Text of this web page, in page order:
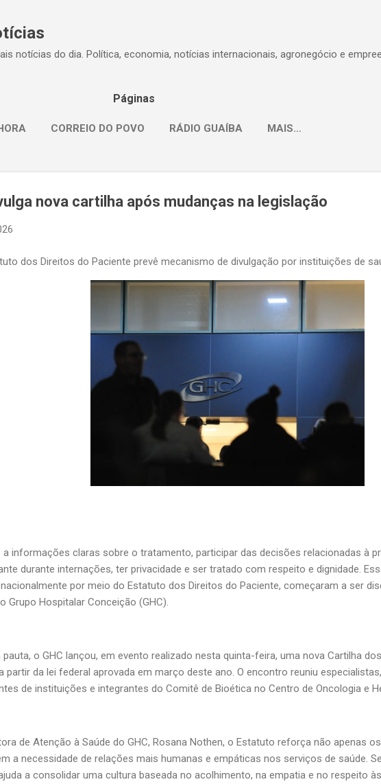
notícias do dia. Política, economia, notícias internacionais, agronegócio e
Páginas
CORREIO DO POVO RÁDIO GUAÍBA MAIS…
nova cartilha após mudanças na legislação
dos Direitos do Paciente prevê mecanismo de divulgação por instituições de
a informações claras sobre o tratamento, participar das decisões relacionadas à
durante internações, ter privacidade e ser tratado com respeito e dignidade.
por meio do Estatuto dos Direitos do Paciente, começaram a ser
Grupo Hospitalar Conceição (GHC).
pauta, o GHC lançou, em evento realizado nesta quinta-feira, uma nova Cartilha
partir da lei federal aprovada em março deste ano. O encontro reuniu
de instituições e integrantes do Comitê de Bioética no Centro de Oncologia e
de Atenção à Saúde do GHC, Rosana Nothen, o Estatuto reforça não apenas
a necessidade de relações mais humanas e empáticas nos serviços de saúde.
a consolidar uma cultura baseada no acolhimento, na empatia e no respeito